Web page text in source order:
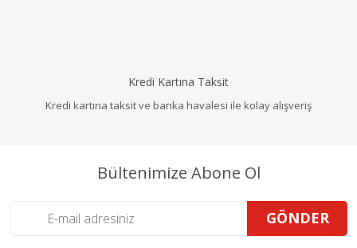
Kredi Kartına Taksit
Kredi kartına taksit ve banka havalesi ile kolay alışveriş
Bültenimize Abone Ol
GÖNDER